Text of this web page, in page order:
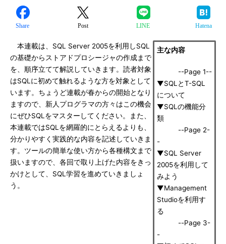
Share Post LINE Hatena
主な内容
--Page 1--
▼SQLとT-SQL
について
▼SQLの機能分
類
--Page 2-
-
▼SQL Server
2005を利用して
みよう
▼Management
Studioを利用す
る
--Page 3-
-
本連載は、SQL Server 2005を利用しSQL
の基礎からストアドプロシージャの作成まで
を、順序立てて解説していきます。読者対象
はSQLに初めて触れるような方を対象として
います。ちょうど連載が春からの開始となり
ますので、新人プログラマの方々はこの機会
にぜひSQLをマスターしてください。また、
本連載ではSQLを網羅的にとらえるよりも、
分かりやすく実践的な内容を記述していきま
す。ツールの簡単な使い方から各種構文まで
扱いますので、各回で取り上げた内容をきっ
かけとして、SQL学習を進めていきましょ
う。